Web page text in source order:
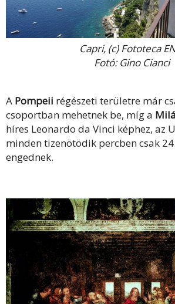
Capri, (c) Fototeca
Fotó: Gino Cianci
A Pompeii régészeti területre már
csoportban mehetnek be, míg a
híres Leonardo da Vinci képhez, az
minden tizenötödik percben csak
engednek.